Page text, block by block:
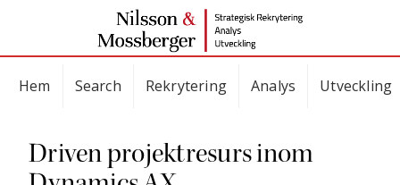
Hem Search Rekrytering Analys Utveckling
Driven projektresurs inom